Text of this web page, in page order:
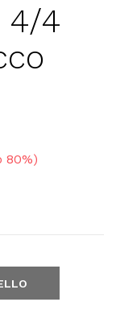
4/4
80%